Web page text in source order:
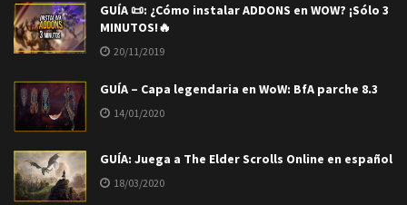
GUÍA 📜: ¿Cómo instalar ADDONS en WOW? ¡Sólo 3
MINUTOS!🔥
20/11/2019
GUÍA – Capa legendaria en WoW: BfA parche 8.3
14/01/2020
GUÍA: Juega a The Elder Scrolls Online en español
18/03/2020